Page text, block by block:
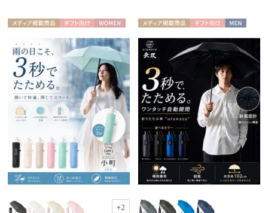
載商品
向け
N
+2
載商品
向け